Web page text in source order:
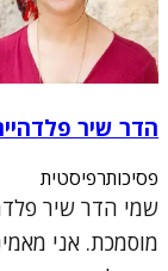
הדר שיר
פסיכותרפיסטית
שמי הדר שיר
מוסמכת. אני